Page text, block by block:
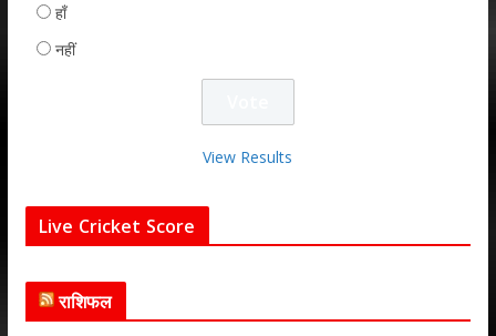
हाँ
नहीं
View Results
Live Cricket Score
राशिफल